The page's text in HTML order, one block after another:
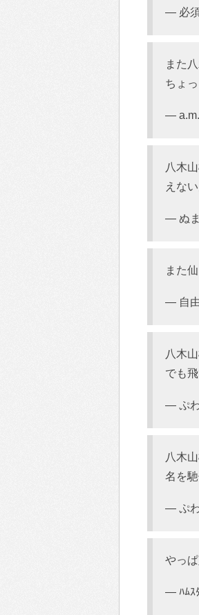
— 必
また
ちょ
—
八木
えな
— ぬ
また
— 自
八木
でも
— ぷ
八木
名を
— ぷ
やっ
— ﾊﾑｽ